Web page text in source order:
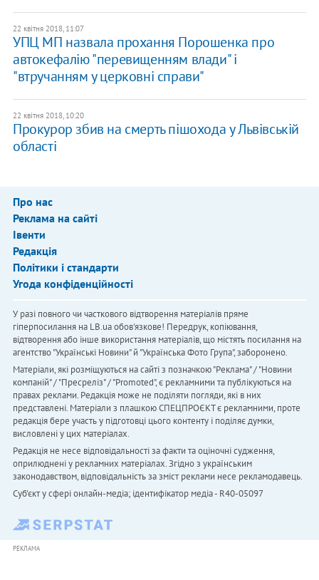
22 квітня 2018, 11:07
УПЦ МП назвала прохання Порошенка про
автокефалію "перевищенням влади" і
"втручанням у церковні справи"
22 квітня 2018, 10:20
Прокурор збив на смерть пішохода у Львівській
області
Про нас
Реклама на сайті
Івенти
Редакція
Політики і стандарти
Угода конфіденційності
У разі повного чи часткового відтворення матеріалів пряме
гіперпосилання на LB.ua обов'язкове! Передрук, копіювання,
відтворення або інше використання матеріалів, що містять посилання на
агентство "Українськi Новини" й "Українська Фото Група", заборонено.
Матеріали, які розміщуються на сайті з позначкою "Реклама" / "Новини
компаній" / "Пресреліз" / "Promoted", є рекламними та публікуються на
правах реклами. Редакція може не поділяти погляди, які в них
представлені. Матеріали з плашкою СПЕЦПРОЄКТ є рекламними, проте
редакція бере участь у підготовці цього контенту і поділяє думки,
висловлені у цих матеріалах.
Редакція не несе відповідальності за факти та оціночні судження,
оприлюднені у рекламних матеріалах. Згідно з українським
законодавством, відповідальність за зміст реклами несе рекламодавець.
Cуб'єкт у сфері онлайн-медіа; ідентифікатор медіа - R40-05097
РЕКЛАМА